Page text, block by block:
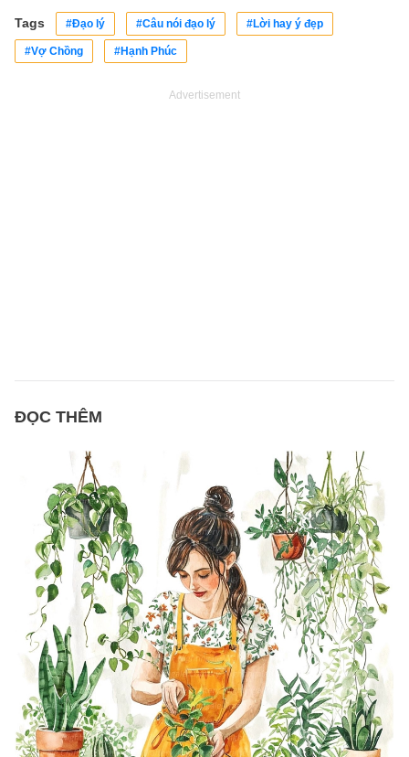
Tags #Đạo lý #Câu nói đạo lý #Lời hay ý đẹp
#Vợ Chồng #Hạnh Phúc
Advertisement
ĐỌC THÊM